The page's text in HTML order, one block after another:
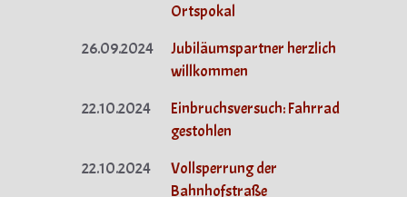
Ortspokal
26.09.2024
Jubiläumspartner herzlich
willkommen
22.10.2024
Einbruchsversuch: Fahrrad
gestohlen
22.10.2024
Vollsperrung der
Bahnhofstraße